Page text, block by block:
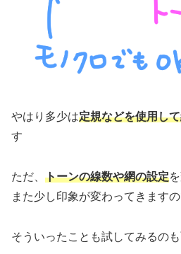
やはり多少は定規などを使用し
す
ただ、 トーンの線数や網の設定
また少し印象が変わってきます
そういったことも試してみるの